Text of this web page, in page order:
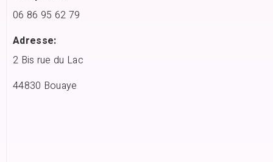
06 86 95 62 79
Adresse:
2 Bis rue du Lac
44830 Bouaye